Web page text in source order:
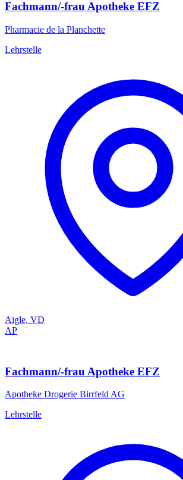
Fachmann/-frau Apotheke EFZ
Pharmacie de la Planchette
Lehrstelle
Aigle, VD
AP
Fachmann/-frau Apotheke EFZ
Apotheke Drogerie Birrfeld AG
Lehrstelle